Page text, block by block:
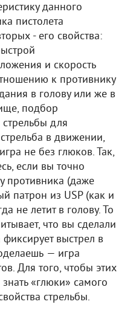
данного
пистолета
- его свойства:
и скорость
к противнику
в голову или же в
подбор
для
в движении,
не без глюков. Так,
если вы точно
противника (даже
патрон из USP (как и
не летит в голову. То
что вы сделали
выстрел в
— игра
Для того, чтобы этих
«глюки» самого
стрельбы.